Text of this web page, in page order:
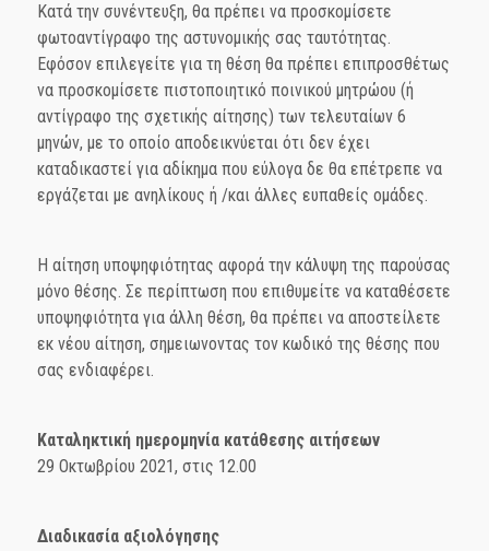
Κατά την συνέντευξη, θα πρέπει να προσκομίσετε
φωτοαντίγραφο της αστυνομικής σας ταυτότητας.
Εφόσον επιλεγείτε για τη θέση θα πρέπει επιπροσθέτως
να προσκομίσετε πιστοποιητικό ποινικού μητρώου (ή
αντίγραφο της σχετικής αίτησης) των τελευταίων 6
μηνών, με το οποίο αποδεικνύεται ότι δεν έχει
καταδικαστεί για αδίκημα που εύλογα δε θα επέτρεπε να
εργάζεται με ανηλίκους ή /και άλλες ευπαθείς ομάδες.
Η αίτηση υποψηφιότητας αφορά την κάλυψη της παρούσας
μόνο θέσης. Σε περίπτωση που επιθυμείτε να καταθέσετε
υποψηφιότητα για άλλη θέση, θα πρέπει να αποστείλετε
εκ νέου αίτηση, σημειωνοντας τον κωδικό της θέσης που
σας ενδιαφέρει.
Καταληκτική ημερομηνία κατάθεσης αιτήσεων
29 Οκτωβρίου 2021, στις 12.00
Διαδικασία αξιολόγησης